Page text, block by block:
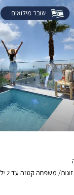
שובר מילואים